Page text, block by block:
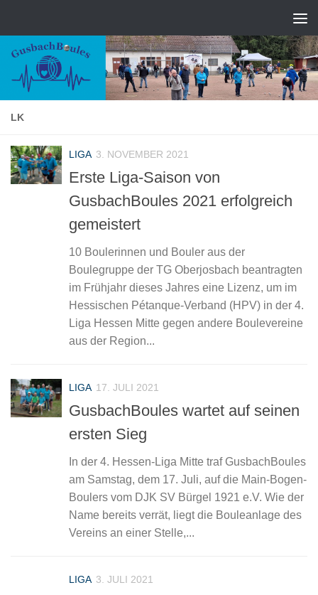
LK
LIGA 3. NOVEMBER 2021
Erste Liga-Saison von
GusbachBoules 2021 erfolgreich
gemeistert
10 Boulerinnen und Bouler aus der
Boulegruppe der TG Oberjosbach beantragten
im Frühjahr dieses Jahres eine Lizenz, um im
Hessischen Pétanque-Verband (HPV) in der 4.
Liga Hessen Mitte gegen andere Boulevereine
aus der Region...
LIGA 17. JULI 2021
GusbachBoules wartet auf seinen
ersten Sieg
In der 4. Hessen-Liga Mitte traf GusbachBoules
am Samstag, dem 17. Juli, auf die Main-Bogen-
Boulers vom DJK SV Bürgel 1921 e.V. Wie der
Name bereits verrät, liegt die Bouleanlage des
Vereins an einer Stelle,...
LIGA 3. JULI 2021